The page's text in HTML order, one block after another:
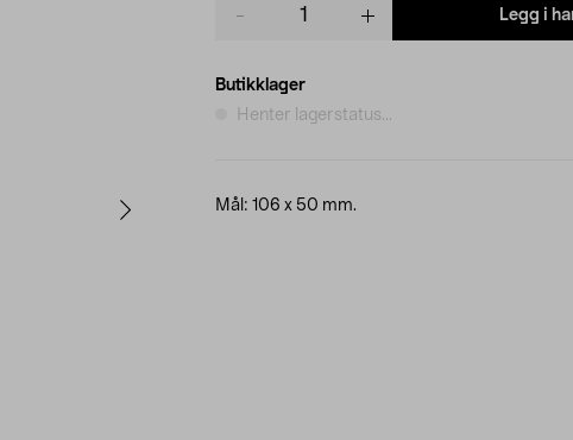
Legg i
Butikklager
Henter lagerstatus...
Mål: 106 x 50 mm.